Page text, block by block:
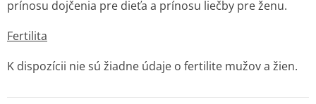
prínosu dojčenia pre dieťa a prínosu liečby pre ženu.
Fertilita
K dispozícii nie sú žiadne údaje o fertilite mužov a žien.